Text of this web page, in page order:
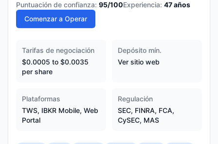
Puntuación de confianza: 95/100Experiencia: 47años
Comenzar a Operar
Tarifas de negociación
$0.0005 to $0.0035
per share
Depósito mín.
Ver sitio web
Plataformas
TWS, IBKR Mobile, Web
Portal
Regulación
SEC, FINRA, FCA,
CySEC, MAS